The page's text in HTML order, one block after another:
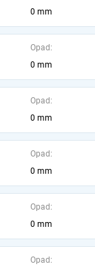
0 mm
Opad:
0 mm
Opad:
0 mm
Opad:
0 mm
Opad:
0 mm
Opad: